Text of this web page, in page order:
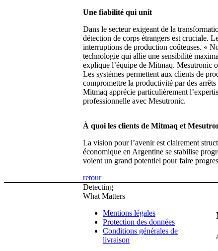
Une fiabilité qui unit
Dans le secteur exigeant de la
détection de corps étrangers est cruciale.
interruptions de production coûteuses. «
technologie qui allie une sensibilité
explique l’équipe de Mitmaq. Mesutronic
Les systèmes permettent aux clients de
compromettre la productivité par des
Mitmaq apprécie particulièrement
professionnelle avec Mesutronic.
À quoi les clients de Mitmaq et
La vision pour l’avenir est clairement
économique en Argentine se stabilise
voient un grand potentiel pour faire
retour
Detecting
What Matters
Mentions légales
Protection des données
Conditions générales de
livraison